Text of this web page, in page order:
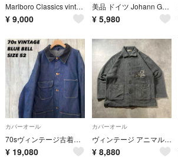
Marlboro Classics vintage リネン混ジャケット 48
¥ 9,000
美品 ドイツ Johann Georg Eisel ユーロ ワークジャケット Dralon 52 カバーオール グレー ヴィンテージ
¥ 5,980
カバーオール
70sヴィンテージ古着BLUE BELL インディゴデニムカバーオールジャケット
¥ 19,080
カバーオール
ヴィンテージ アニマル ワンポイントロゴ 刺繍 フリース ジャケット レトロ
¥ 8,880